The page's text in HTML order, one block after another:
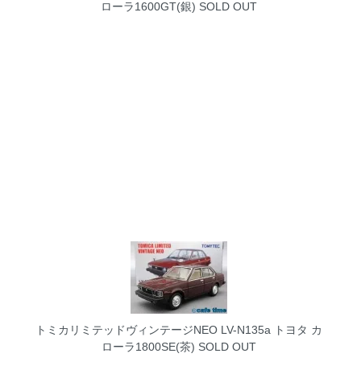
ローラ1600GT(銀) SOLD OUT
トミカリミテッドヴィンテージNEO LV-N135a トヨタ カ
ローラ1800SE(茶) SOLD OUT